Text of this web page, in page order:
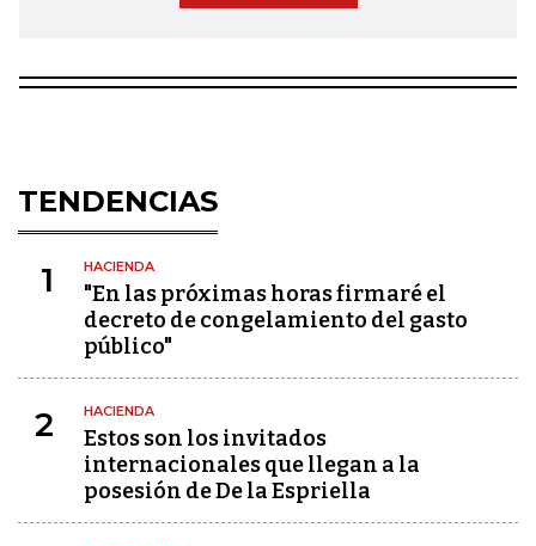
TENDENCIAS
1 HACIENDA
"En las próximas horas firmaré el
decreto de congelamiento del gasto
público"
2 HACIENDA
Estos son los invitados
internacionales que llegan a la
posesión de De la Espriella